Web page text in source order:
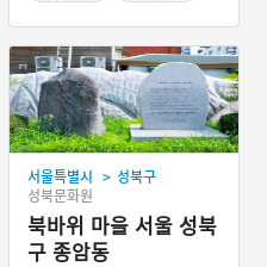
서울특별시 > 성북구
성북문화원
북바위 마을 서울 성북
구 종암동